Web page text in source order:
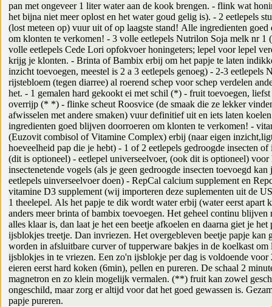
pan met ongeveer 1 liter water aan de kook brengen. - flink wat
het bijna niet meer oplost en het water goud gelig is). - 2 eetlepels
(lost meteen op) vuur uit of op laagste stand! Alle ingredienten goed
om klonten te verkomen! - 3 volle eetlepels Nutrilon Soja melk nr 1
volle eetlepels Cede Lori opfokvoer honingeters; lepel voor lepel
krijg je klonten. - Brinta of Bambix erbij om het papje te laten
inzicht toevoegen, meestel is 2 a 3 eetlepels genoeg) - 2-3 eetlepels
rijstebloem (tegen diarree) al roerend schep voor schep verdelen
het. - 1 gemalen hard gekookt ei met schil (*) - fruit toevoegen, liefst
overrijp (* *) - flinke scheut Roosvice (de smaak die ze lekker
afwisselen met andere smaken) vuur definitief uit en iets laten
ingredienten goed blijven doorroeren om klonten te verkomen! -
(Euzovit combisol of Vitamine Complex) erbij (naar eigen
hoeveelheid pap die je hebt) - 1 of 2 eetlepels gedroogde insecten of
(dit is optioneel) - eetlepel universeelvoer, (ook dit is optioneel) voor
insectenetende vogels (als je geen gedroogde insecten toevoegd kan
eetlepels uinverseelvoer doen) - RepCal calcium supplement en
vitamine D3 supplement (wij importeren deze suplementen uit de
1 theelepel. Als het papje te dik wordt water erbij (water eerst apart
anders meer brinta of bambix toevoegen. Het geheel continu blijven
alles klaar is, dan laat je het een beetje afkoelen en daarna giet je het
ijsblokjes treetje. Dan invriezen. Het overgebleven beetje papje kan
worden in afsluitbare curver of tupperware bakjes in de koelkast om
ijsblokjes in te vriezen. Een zo'n ijsblokje per dag is voldoende
eieren eerst hard koken (6min), pellen en pureren. De schaal 2
magnetron en zo klein mogelijk vermalen. (**) fruit kan zowel
ongeschild, maar zorg er altijd voor dat het goed gewassen is.
papje pureren.